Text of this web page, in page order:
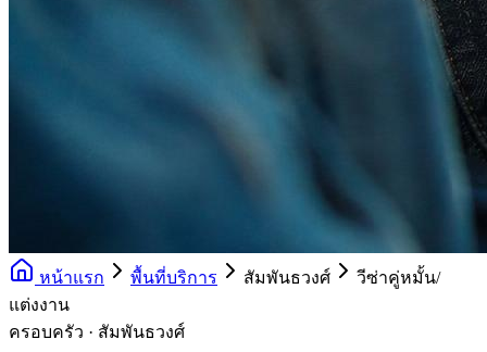
หน้าแรก พื้นที่บริการ สัมพันธวงศ์
วีซ่าคู่หมั้น/
แต่งงาน
ครอบครัว · สัมพันธวงศ์